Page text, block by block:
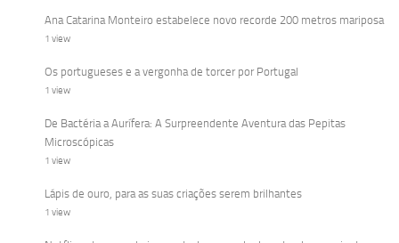
Ana Catarina Monteiro estabelece novo recorde 200 metros mariposa
1 view
Os portugueses e a vergonha de torcer por Portugal
1 view
De Bactéria a Aurífera: A Surpreendente Aventura das Pepitas
Microscópicas
1 view
Lápis de ouro, para as suas criações serem brilhantes
1 view